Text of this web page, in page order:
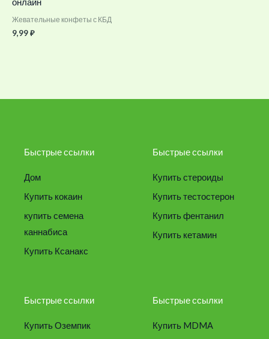
онлайн
Жевательные конфеты с КБД
9,99₽
Быстрые ссылки
Дом
Купить кокаин
купить семена
каннабиса
Купить Ксанакс
Быстрые ссылки
Купить стероиды
Купить тестостерон
Купить фентанил
Купить кетамин
Быстрые ссылки
Купить Оземпик
Быстрые ссылки
Купить MDMA